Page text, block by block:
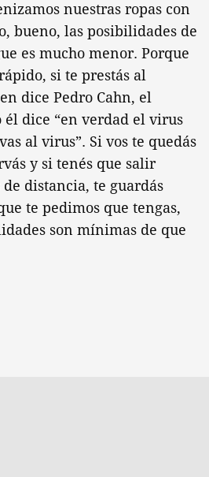
nuestras ropas con
bueno, las posibilidades de
es mucho menor. Porque
si te prestás al
dice Pedro Cahn, el
dice “en verdad el virus
al virus”. Si vos te quedás
y si tenés que salir
distancia, te guardás
te pedimos que tengas,
son mínimas de que